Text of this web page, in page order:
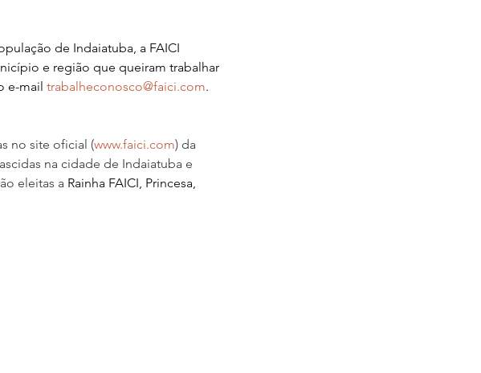
de Indaiatuba, a FAICI
e região que queiram trabalhar
e-mail trabalheconosco@faici.com.
no site oficial (www.faici.com) da
na cidade de Indaiatuba e
eleitas a Rainha FAICI, Princesa,